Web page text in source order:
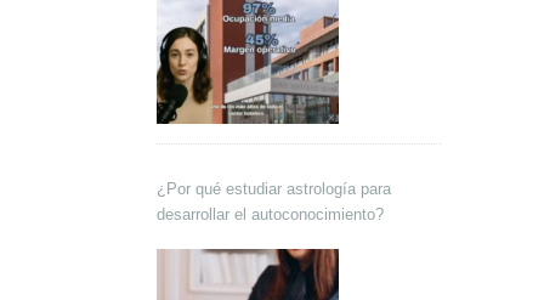
¿Por qué estudiar astrología para
desarrollar el autoconocimiento?